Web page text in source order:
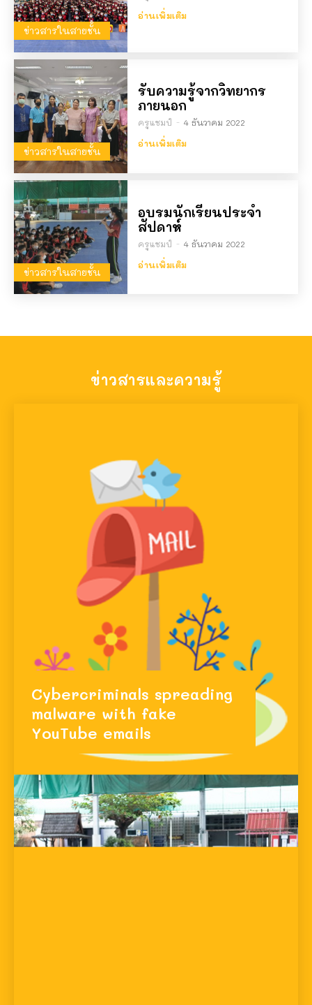
ข่าวสารในสายชั้น
อ่านเพิ่มเติม
ข่าวสารในสายชั้น
รับความรู้จากวิทยากร
ภายนอก
ครูแชมป์ - 4 ธันวาคม 2022
อ่านเพิ่มเติม
ข่าวสารในสายชั้น
อบรมนักเรียนประจำ
สัปดาห์
ครูแชมป์ - 4 ธันวาคม 2022
อ่านเพิ่มเติม
ข่าวสารและความรู้
Cybercriminals spreading
malware with fake
YouTube emails